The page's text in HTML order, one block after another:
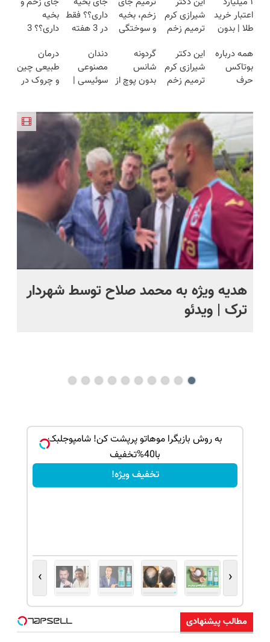
اعتبار خرید
طلا | بدون
چک
شیرازی کرم
ترمیم زخم
ساخت!!!
زخم، بخیه
و سوختگی
هفته!!😍
داری؟؟ فقط
در 3 هفته
کن!😍
بخیه
داری؟؟ 3
محوش کن!
همه درباره
بوتاکس
حرف
میشناسه.
این دکتر
شیرازی کرم
ترمیم زخم
گردونه
شانس
بدون پوچ از
بیت کوین
🔥
دندان
مصنوعی
سوئیسی |
طبیعی!
ویزیت
رایگان+پرداخت
اقساطی😍
درمان
طبیعی چین
و چروک در
آلمانی(45%تخفیف)
هدیه ویژه به محمد صلاح توسط شهردار
ترک | ویدئو
به روش بازیگرا موهاتو پرپشت کن! شامپوجلبک
با40%تخفیف
تخفیف ویژه!
‹
›
مطالب پیشنهادی